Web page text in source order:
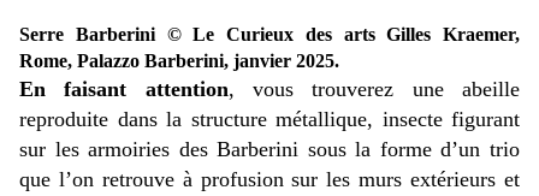
Serre Barberini © Le Curieux des arts Gilles Kraemer,
Rome, Palazzo Barberini, janvier 2025.
En faisant attention, vous trouverez une abeille
reproduite dans la structure métallique, insecte figurant
sur les armoiries des Barberini sous la forme d’un trio
que l’on retrouve à profusion sur les murs extérieurs et